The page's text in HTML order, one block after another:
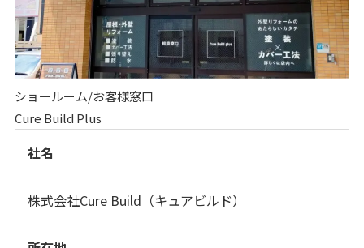
ショールーム/お客様窓口
Cure Build Plus
社名
株式会社Cure Build（キュアビルド）